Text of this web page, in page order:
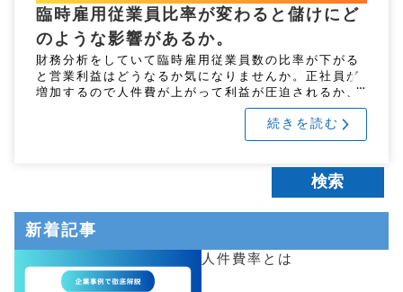
臨時雇用従業員比率が変わると儲けにど
のような影響があるか。
財務分析をしていて臨時雇用従業員数の比率が下がる
と営業利益はどうなるか気になりませんか。正社員が
増加するので人件費が上がって利益が圧迫されるか、
士気が上がって人件費の増加を上回る利益が得られる
続きを読む
新着記事
人件費率とは